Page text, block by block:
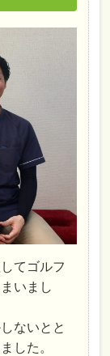
てゴルフ
いまし
ないとと
した。